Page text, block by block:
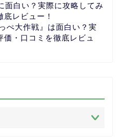
面白い？実際に攻略してみ
レビュー！
ぺ大作戦』は面白い？実
・口コミを徹底レビュ